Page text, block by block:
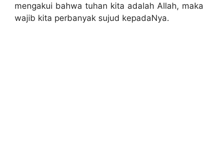
mengakui bahwa tuhan kita adalah Allah, maka
wajib kita perbanyak sujud kepadaNya.